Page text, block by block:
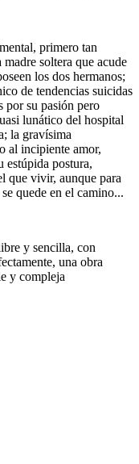
primero tan
soltera que acude
los dos hermanos;
de tendencias suicidas
por su pasión pero
lunático del hospital
la gravísima
al incipiente amor,
estúpida postura,
que vivir, aunque para
quede en el camino...
y sencilla, con
una obra
y compleja